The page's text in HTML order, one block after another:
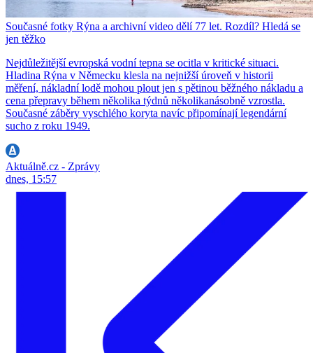
Současné fotky Rýna a archivní video dělí 77 let. Rozdíl? Hledá se
jen těžko
Nejdůležitější evropská vodní tepna se ocitla v kritické situaci.
Hladina Rýna v Německu klesla na nejnižší úroveň v historii
měření, nákladní lodě mohou plout jen s pětinou běžného nákladu a
cena přepravy během několika týdnů několikanásobně vzrostla.
Současné záběry vyschlého koryta navíc připomínají legendární
sucho z roku 1949.
Aktuálně.cz - Zprávy
dnes, 15:57